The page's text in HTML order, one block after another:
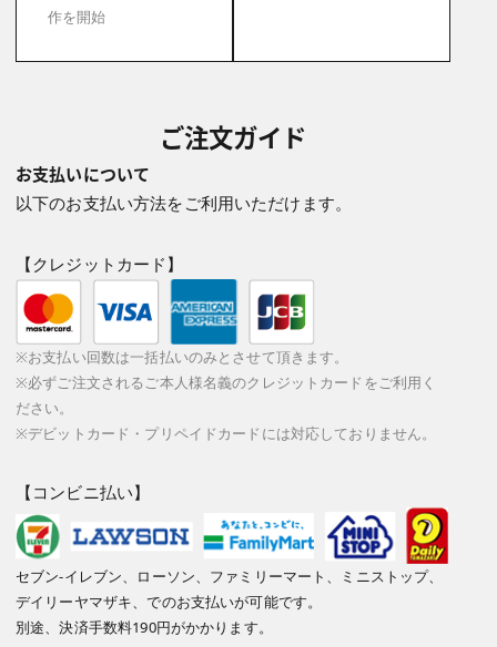
作を開始
ご注文ガイド
お支払いについて
以下のお支払い方法をご利用いただけます。
【クレジットカード】
※お支払い回数は一括払いのみとさせて頂きます。
※必ずご注文されるご本人様名義のクレジットカードをご利用く
ださい。
※デビットカード・プリペイドカードには対応しておりません。
【コンビニ払い】
セブン-イレブン、ローソン、ファミリーマート、ミニストップ、
デイリーヤマザキ、でのお支払いが可能です。
別途、決済手数料190円がかかります。